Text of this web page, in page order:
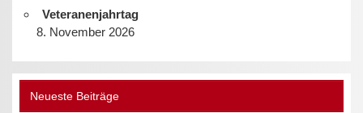
Veteranenjahrtag
8. November 2026
Neueste Beiträge